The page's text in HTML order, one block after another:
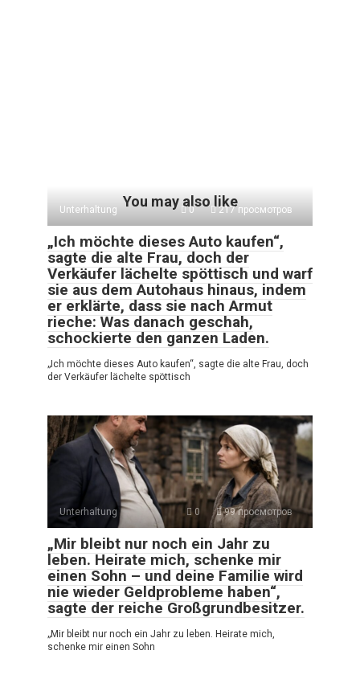
You may also like
Unterhaltung 0 217 просмотров
„Ich möchte dieses Auto kaufen“,
sagte die alte Frau, doch der
Verkäufer lächelte spöttisch und warf
sie aus dem Autohaus hinaus, indem
er erklärte, dass sie nach Armut
rieche: Was danach geschah,
schockierte den ganzen Laden.
„Ich möchte dieses Auto kaufen“, sagte die alte Frau, doch
der Verkäufer lächelte spöttisch
Unterhaltung 0 99 просмотров
„Mir bleibt nur noch ein Jahr zu
leben. Heirate mich, schenke mir
einen Sohn – und deine Familie wird
nie wieder Geldprobleme haben“,
sagte der reiche Großgrundbesitzer.
„Mir bleibt nur noch ein Jahr zu leben. Heirate mich,
schenke mir einen Sohn